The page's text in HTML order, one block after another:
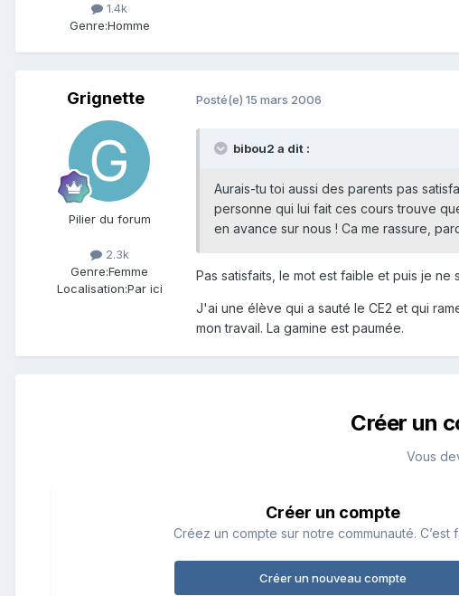
1.4k
Genre:Homme
Grignette
Pilier du forum
2.3k
Genre:Femme
Localisation:Par ici
Posté(e) 15 mars 2006
bibou2 a dit :
Aurais-tu toi aussi des parents pas
personne qui lui fait ces cours trouve
en avance sur nous ! Ca me rassure,
Pas satisfaits, le mot est faible et puis je ne
J'ai une élève qui a sauté le CE2 et qui
mon travail. La gamine est paumée.
Créer un
Vous
Créer un compte
Créez un compte sur notre communauté. C’est
Créer un nouveau compte